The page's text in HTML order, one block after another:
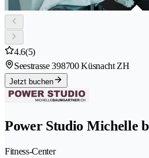
4.6(5)
Seestrasse 398700 Küsnacht ZH
Jetzt buchen
Power Studio Michelle
Fitness-Center